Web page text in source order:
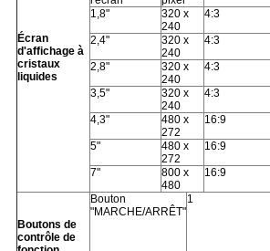
Écran
d'affichage à
cristaux
liquides
1,8"
320 x
240
4:3
2,4"
320 x
240
4:3
2,8"
320 x
240
4:3
3,5"
320 x
240
4:3
4,3"
480 x
272
16:9
5"
480 x
272
16:9
7"
800 x
480
16:9
Boutons de
contrôle de
Bouton
"MARCHE/ARRÊT"
1